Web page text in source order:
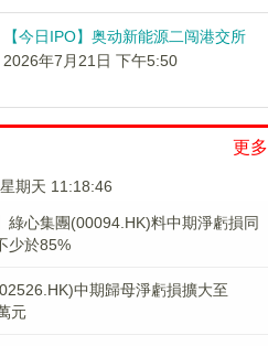
【今日IPO】奥动新能源二闯港交所
2026年7月21日 下午5:50
更多
期天 11:18:47
綠心集團(00094.HK)料中期淨虧損同
少於85%
中期歸母淨虧損擴大至
元